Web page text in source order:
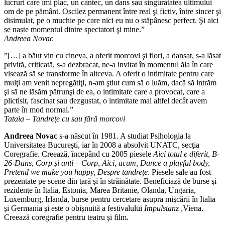
lucruri care îmi plac, un cântec, un dans sau singuratatea ultimului
om de pe pământ. Oscilez permanent între real şi fictiv, între sincer şi
disimulat, pe o muchie pe care nici eu nu o stăpânesc perfect. Şi aici
se naște momentul dintre spectatori şi mine.”
Andreea Novac
”[…] a băut vin cu cineva, a oferit morcovi şi flori, a dansat, s-a lăsat
privită, criticată, s-a dezbracat, ne-a invitat în momentul ăla în care
visează să se transforme în altceva. A oferit o intimitate pentru care
mulţi am venit nepregătiţi, n-am ştiut cum să o luăm, dacă să intrăm
şi să ne lăsăm pătrunşi de ea, o intimitate care a provocat, care a
plictisit, fascinat sau dezgustat, o intimitate mai altfel decât avem
parte în mod normal.”
Tataia – Tandrețe cu sau fără morcovi
Andreea Novac s-a născut în 1981. A studiat Psihologia la
Universitatea Bucureşti, iar în 2008 a absolvit UNATC, secţia
Coregrafie. Creează, începând cu 2005 piesele Aici totul e diferit, B-
26-Dans, Corp şi anti – Corp, Aici, acum, Dance a playful body,
Pretend we make you happy, Despre tandrețe. Piesele sale au fost
prezentate pe scene din ţară şi în străinătate. Beneficiază de burse şi
rezidenţe în Italia, Estonia, Marea Britanie, Olanda, Ungaria,
Luxemburg, Irlanda, burse pentru cercetare asupra mişcării în Italia
şi Germania şi este o obișnuită a festivalului Impulstanz , Viena.
Creează coregrafie pentru teatru şi film.